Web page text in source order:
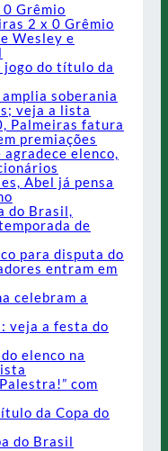
Grêmio
2 x 0 Grêmio
Wesley e
jogo do título da
soberania
veja a lista
Palmeiras fatura
premiações
elenco,
Abel já pensa
do Brasil,
de
para disputa do
entram em
celebram a
veja a festa do
elenco na
com
da Copa do
do Brasil